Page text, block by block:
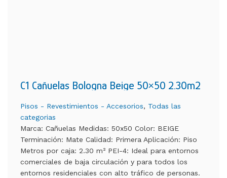
C1 Cañuelas Bologna Beige 50×50 2.30m2
Pisos - Revestimientos - Accesorios, Todas las
categorias
Marca: Cañuelas Medidas: 50x50 Color: BEIGE
Terminación: Mate Calidad: Primera Aplicación: Piso
Metros por caja: 2.30 m² PEI-4: Ideal para entornos
comerciales de baja circulación y para todos los
entornos residenciales con alto tráfico de personas.